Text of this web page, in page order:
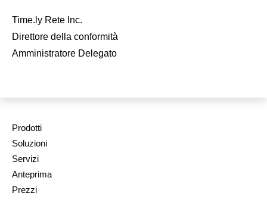
Time.ly Rete Inc.
Direttore della conformità
Amministratore Delegato
Prodotti
Soluzioni
Servizi
Anteprima
Prezzi